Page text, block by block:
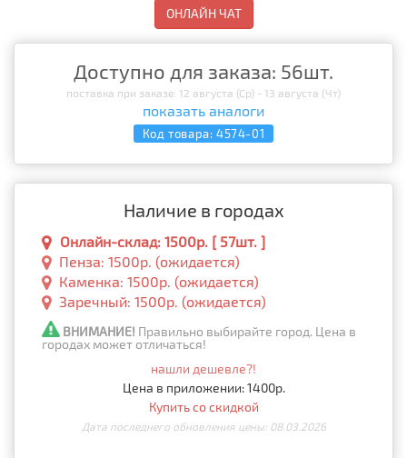
ОНЛАЙН ЧАТ
Доступно для заказа: 56шт.
поставка при заказе: 12 августа (Ср) - 13 августа (Чт)
показать аналоги
Код товара: 4574-01
Наличие в городах
Онлайн-склад: 1500р. [ 57шт. ]
Пенза: 1500р. (ожидается)
Каменка: 1500р. (ожидается)
Заречный: 1500р. (ожидается)
ВНИМАНИЕ! Правильно выбирайте город. Цена в
городах может отличаться!
нашли дешевле?!
Цена в приложении: 1400р.
Купить со скидкой
Дата последнего обновления цены: 08.03.2026